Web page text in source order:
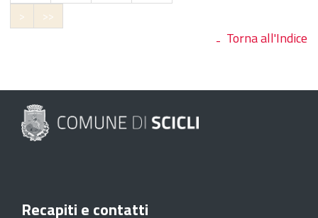
>
>>
Torna all'Indice
Recapiti e contatti